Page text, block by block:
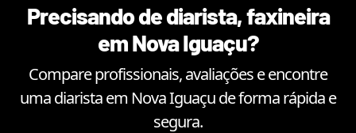
Precisando de diarista, faxineira
emNova Iguaçu?
Compare profissionais, avaliações e encontre
uma diarista em Nova Iguaçude forma rápida e
segura.